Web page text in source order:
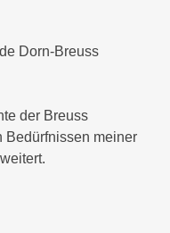
Dorn-Breuss
der Breuss
Bedürfnissen meiner